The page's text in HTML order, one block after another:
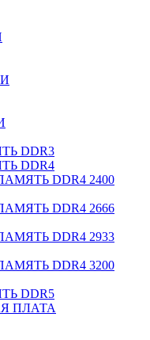
DDR3
DDR4
DDR4 2400
DDR4 2666
DDR4 2933
DDR4 3200
DDR5
ПЛАТА